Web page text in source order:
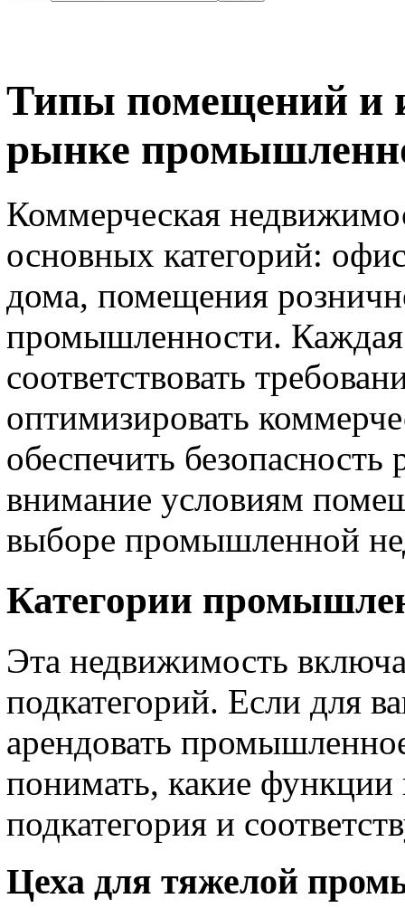
Типы помещений и
рынке
Коммерческая
основных категорий:
дома, помещения
промышленности. Каждая
соответствовать
оптимизировать
обеспечить
внимание условиям
выборе промышленной
Категории
Эта недвижимость
подкатегорий. Если для
арендовать
понимать, какие функции
подкатегория и
Цеха для тяжелой